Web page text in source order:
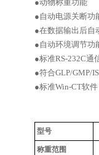
●动物称重功能
●自动电源关断功
●在数据输出后自
●自动环境调节功
●标准RS-232C通
●符合GLP/GMP/
●标准Win-CT软件
型号
称重范围